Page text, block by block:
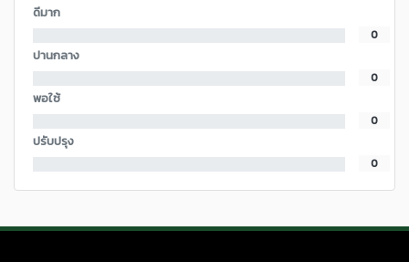
ดีมาก
0
ปานกลาง
0
พอใช้
0
ปรับปรุง
0